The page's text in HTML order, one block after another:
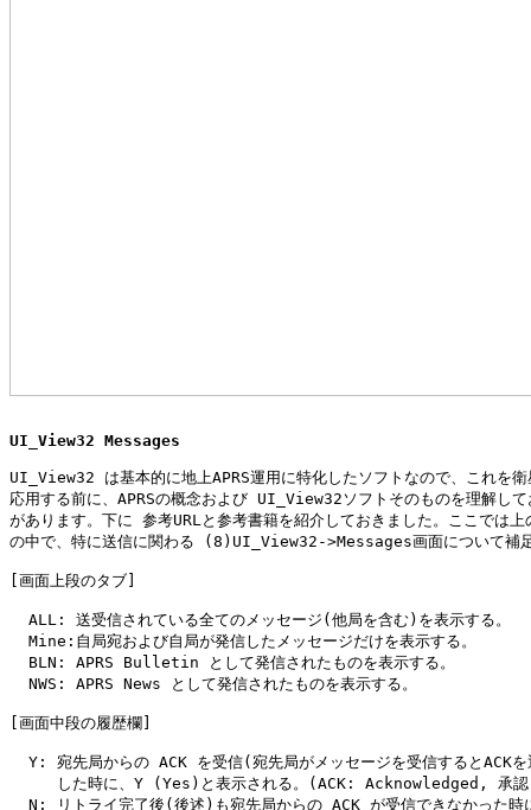
UI_View32 Messages
UI_View32 は基本的に地上APRS運用に特化したソフトなので、これを衛
応用する前に、APRSの概念および UI_View32ソフトそのものを理解して
があります。下に 参考URLと参考書籍を紹介しておきました。ここでは上
の中で、特に送信に関わる (8)UI_View32->Messages画面について補
[画面上段のタブ]
  ALL: 送受信されている全てのメッセージ(他局を含む)を表示する。
  Mine:自局宛および自局が発信したメッセージだけを表示する。
  BLN: APRS Bulletin として発信されたものを表示する。
  NWS: APRS News として発信されたものを表示する。
[画面中段の履歴欄]
Y: 宛先局からの ACK を受信(宛先局がメッセージを受信するとACKを
した時に、Y (Yes)と表示される。(ACK: Acknowledged, 承認
N: リトライ完了後(後述)も宛先局からの ACK が受信できなかった時